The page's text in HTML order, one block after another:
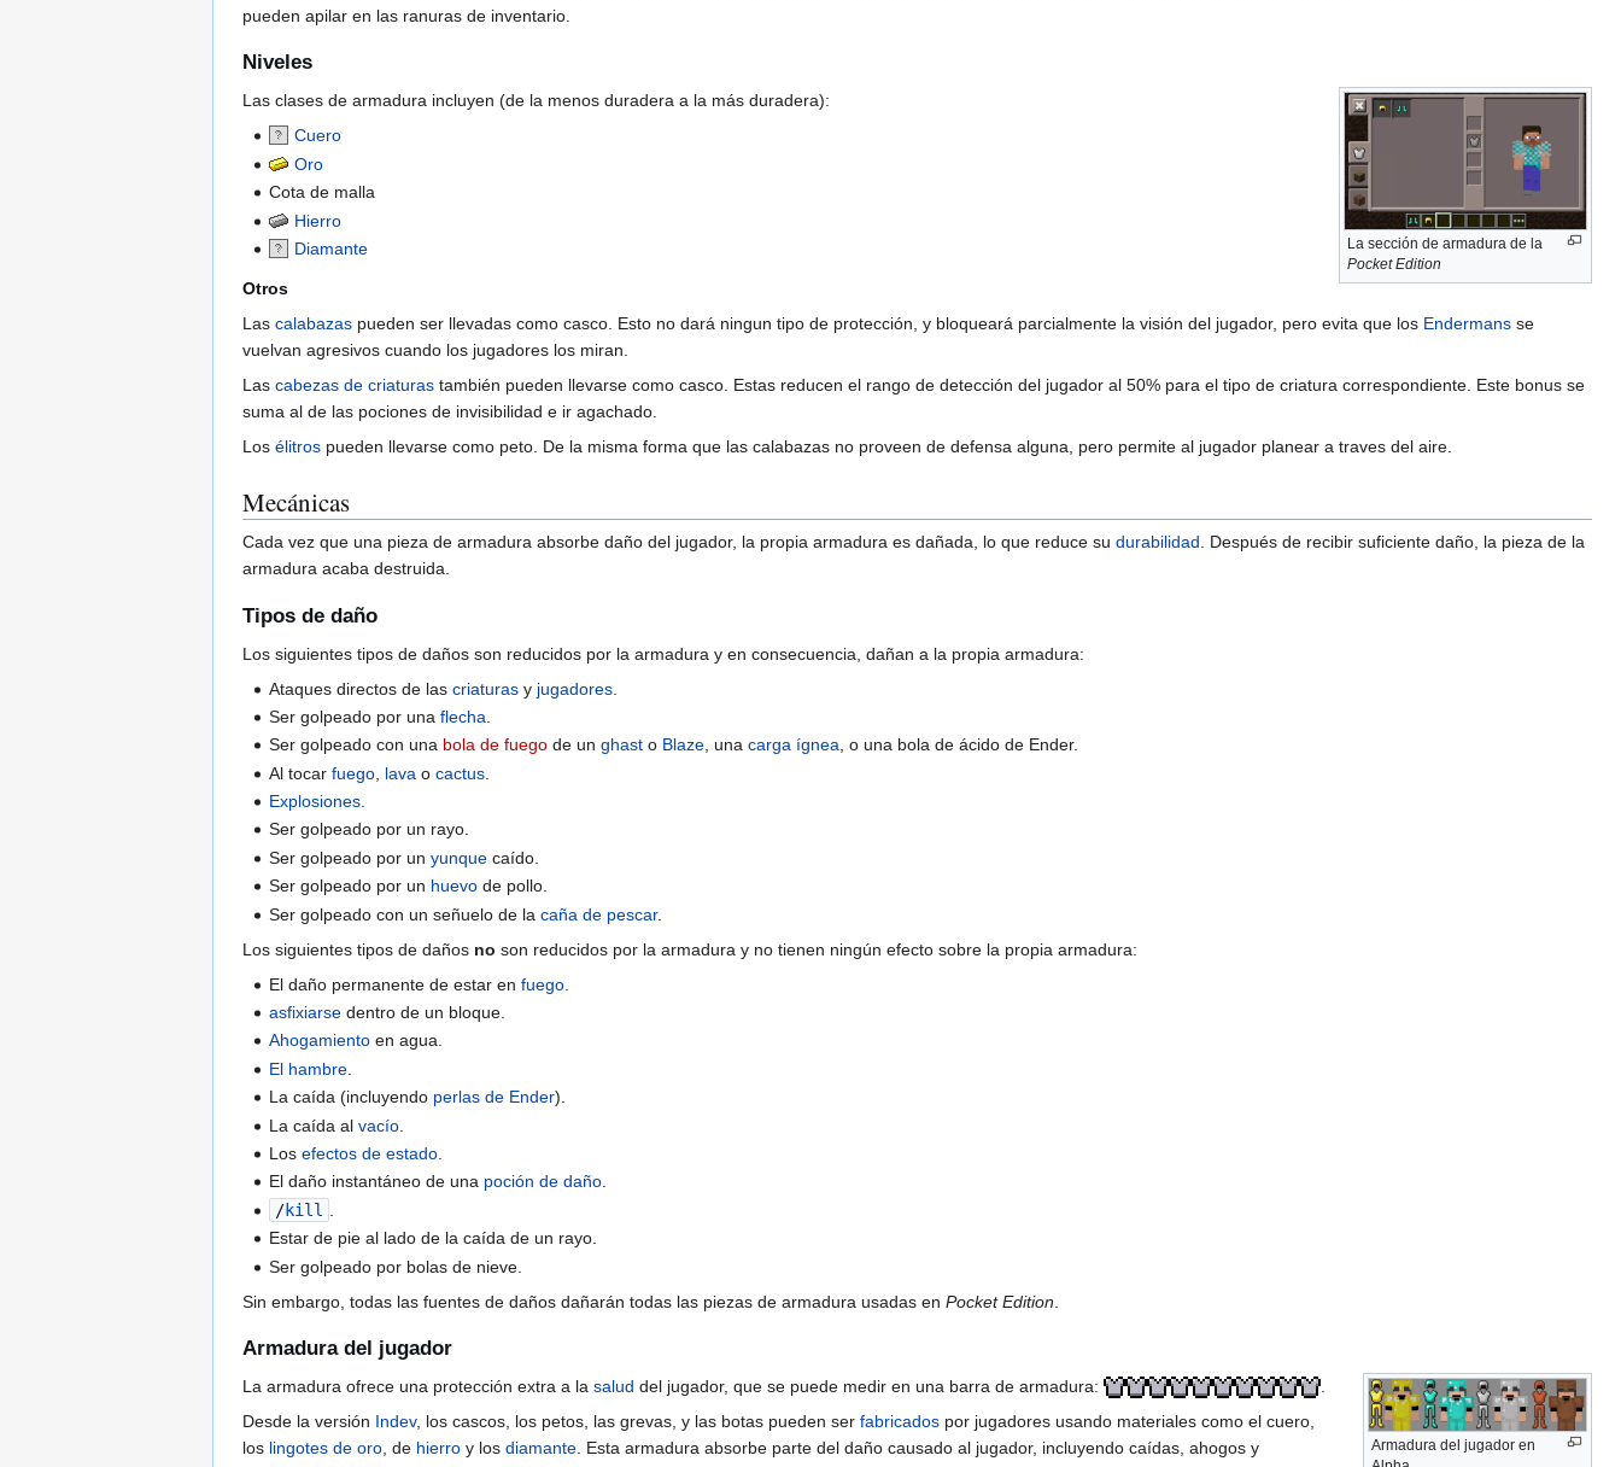
pueden apilar en las ranuras de inventario.
Niveles
La sección de armadura de la
Pocket Edition
Las clases de armadura incluyen (de la menos duradera a la más duradera):
Cuero
Oro
Cota de malla
Hierro
Diamante
Otros
Las calabazas pueden ser llevadas como casco. Esto no dará ningun tipo de protección, y bloqueará parcialmente la visión del jugador, pero evita que los Endermans se
vuelvan agresivos cuando los jugadores los miran.
Las cabezas de criaturas también pueden llevarse como casco. Estas reducen el rango de detección del jugador al 50% para el tipo de criatura correspondiente. Este bonus se
suma al de las pociones de invisibilidad e ir agachado.
Los élitros pueden llevarse como peto. De la misma forma que las calabazas no proveen de defensa alguna, pero permite al jugador planear a traves del aire.
Mecánicas
Cada vez que una pieza de armadura absorbe daño del jugador, la propia armadura es dañada, lo que reduce su durabilidad . Después de recibir suficiente daño, la pieza de la
armadura acaba destruida.
Tipos de daño
Los siguientes tipos de daños son reducidos por la armadura y en consecuencia, dañan a la propia armadura:
Ataques directos de lascriaturas y jugadores
Ser golpeado por unaflecha
Ser golpeado con una bola de fuego de unghast o Blaze, unacarga ígnea, o una bola de ácido de Ender.
Al tocarfuego lava ocactus
Explosiones
Ser golpeado por un rayo.
Ser golpeado por unyunque caído.
Ser golpeado por un huevo de pollo.
Ser golpeado con un señuelo de lacaña de pescar.
Los siguientes tipos de daños no son reducidos por la armadura y no tienen ningún efecto sobre la propia armadura:
El daño permanente de estar enfuego
asfixiarse dentro de un bloque.
Ahogamiento en agua.
El hambre
La caída (incluyendo perlas de Ender).
La caída alvacío
Losefectos de estado
El daño instantáneo de una poción de daño.
/kill
Estar de pie al lado de la caída de un rayo.
Ser golpeado por bolas de nieve.
Sin embargo, todas las fuentes de daños dañarán todas las piezas de armadura usadas en Pocket Edition
Armadura del jugador
Armadura del jugador en
La armadura ofrece una protección extra a la salud del jugador, que se puede medir en una barra de armadura:
Desde la versión Indev, los cascos, los petos, las grevas, y las botas pueden ser fabricados por jugadores usando materiales como el cuero,
los lingotes de oro , de hierro y los diamante . Esta armadura absorbe parte del daño causado al jugador, incluyendo caídas, ahogos y